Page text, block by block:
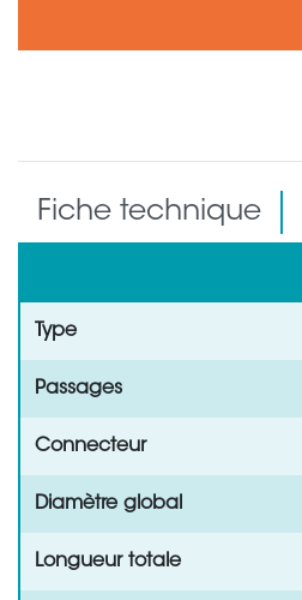
Fiche technique
Type
Passages
Connecteur
Diamètre global
Longueur totale